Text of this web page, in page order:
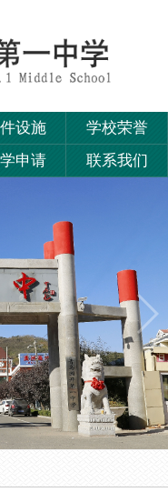
设施
学校荣誉
申请 联系我们